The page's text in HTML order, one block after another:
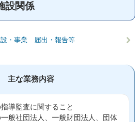
設関係
設・事業 届出・報告等
主な業務内容
導監査に関すること
一般社団法人、一般財団法人、団体